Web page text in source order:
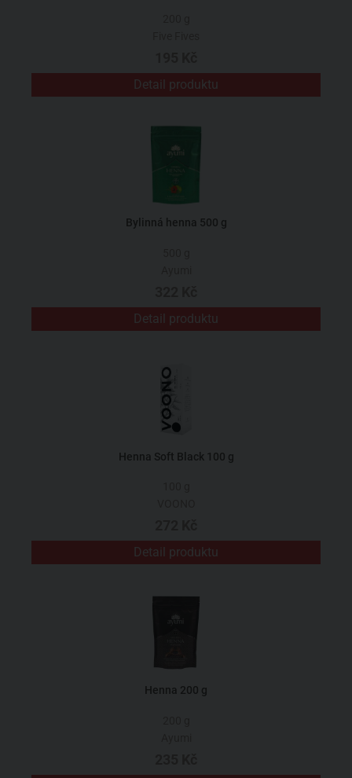
Detail produktu
Bylinná henna 500 g
Detail produktu
Henna Soft Black 100 g
Detail produktu
Henna 200 g